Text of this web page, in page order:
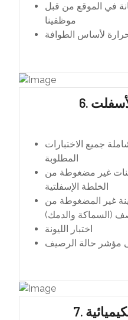
في الموقع من قبل
موظفينا
لأساس الطوافة
جميع الاختبارات
المطلوبة
غير مضغوطة من
الخلطة الإسفلتية
غير المضغوطة من
(السماكة والدمك)
اختبار الليونة